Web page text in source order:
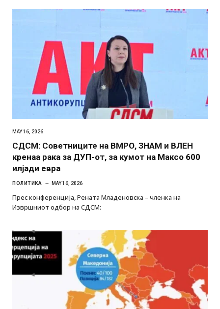
MAY 16, 2026
СДСМ: Советниците на ВМРО, ЗНАМ и ВЛЕН
кренаа рака за ДУП-от, за кумот на Максо 600
илјади евра
ПОЛИТИКА MAY 16, 2026
Прес конференција, Рената Младеновска – членка на
Извршниот одбор на СДСМ: